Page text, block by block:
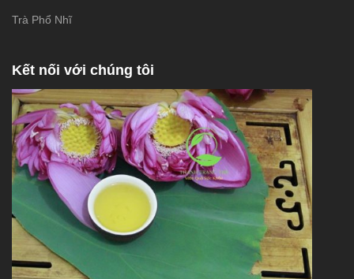
Trà Phổ Nhĩ
Kết nối với chúng tôi